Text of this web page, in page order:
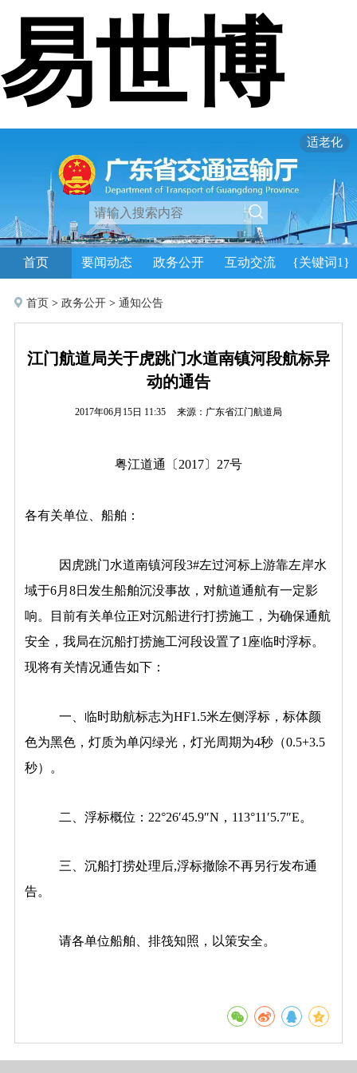
易世博
适老化
首页 要闻动态 政务公开 互动交流 {关键词1}
首页> 政务公开> 通知公告
江门航道局关于虎跳门水道南镇河段航标异
动的通告
2017年06月15日 11:35 来源：广东省江门航道局
粤江道通〔 2017〕 27号
各有关单位、船舶：
因虎跳门水道南镇河段3#左过河标上游靠左岸水
域于6月 8日 发生船舶沉没事故 ，对航道通航有一定影
响。目前有关单位正对沉船进行打捞施工，为确保通航
安全，我局在沉船打捞施工河段设置了1 座临时浮标。
现将有关情况通告如下：
一、临时助航标志为HF1.5米左侧浮标，标体颜
色为黑色，灯质为单闪绿光，灯光周期为4秒（0.5+3.5
秒）。
二、浮标概位： 22°26′45.9″N ， 113°11′5.7″E。
三、 沉船打捞处理后,浮标撤除不再另行发布通
告。
请各单位船舶、排筏知照，以策安全。